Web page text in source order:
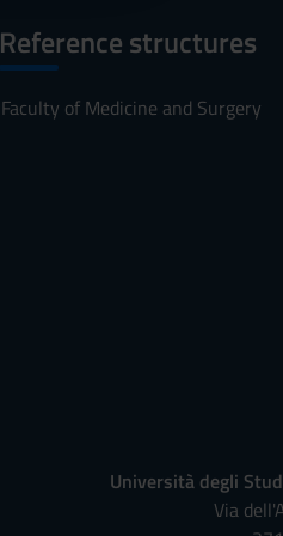
Reference structures
Faculty of Medicine and Surgery
Università degli
Via